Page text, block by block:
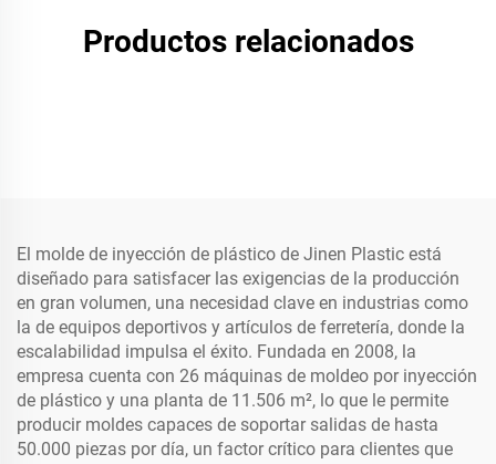
Productos relacionados
El molde de inyección de plástico de Jinen Plastic está
diseñado para satisfacer las exigencias de la producción
en gran volumen, una necesidad clave en industrias como
la de equipos deportivos y artículos de ferretería, donde la
escalabilidad impulsa el éxito. Fundada en 2008, la
empresa cuenta con 26 máquinas de moldeo por inyección
de plástico y una planta de 11.506 m², lo que le permite
producir moldes capaces de soportar salidas de hasta
50.000 piezas por día, un factor crítico para clientes que